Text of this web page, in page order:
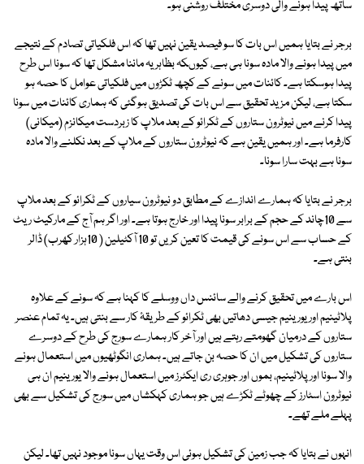
ساتھ پیدا ہونے والی دوسری مختلف روشنی ہو۔
برجر نے بتایا ہمیں اس بات کا سو فیصد یقین نہیں تھا کہ اس فلکیاتی تصادم کے نتیجے
میں پیدا ہونے والا مادہ سونا ہی ہے، کیوںکہ بظاہر یہ ماننا مشکل تھا کہ سونا اس طرح
پیدا ہوسکتا ہے۔ کائنات میں سونے کے کچھ ٹکڑوں میں فلکیاتی عوامل کا حصہ ہو
سکتا ہے، لیکن مزید تحقیق سے اس بات کی تصدیق ہوگئی کہ ہماری کائنات میں سونا
پیدا کرنے میں نیوٹرون ستاروں کے ٹکرائو کے بعد ملاپ کا زبردست میکانزم (میکانی)
کارفرما ہے۔ اور ہمیں یقین ہے کہ نیوٹرون ستاروں کے ملاپ کے بعد نکلنے والا مادہ
سونا ہے بہت سارا سونا۔
برجر نے بتایا کہ ہمارے اندازے کے مطابق دو نیوٹرون سیاروں کے ٹکرائو کے بعد ملاپ
سے 10چاند کے حجم کے برابر سونا پیدا اور خارج ہوتا ہے۔ اور اگر ہم آج کے مارکیٹ ریٹ
کے حساب سے اس سونے کی قیمت کا تعین کریں تو 10 آکٹیلین ( 10ہزار کھرب) ڈالر
بنتی ہے۔
اس بارے میں تحقیق کرنے والے سائنس داں ووسلے کا کہنا ہے کہ سونے کے علاوہ
پلاٹینیم اور یورینیم جیسی دھاتیں بھی ٹکرائو کے طریقۂ کار سے بنتی ہیں۔ یہ تمام عنصر
ستاروں کے درمیان گھومتے رہتے ہیں اور آخر کار ہمارے سورج کی طرح کے دوسرے
ستاروں کی تشکیل میں ان کا حصہ بن جاتے ہیں۔ ہماری انگوٹھیوں میں استعمال ہونے
والا سونا اور پلاٹینیم، بموں اور جوہری ری ایکٹرز میں استعمال ہونے والا یورینیم ان ہی
نیوٹرون اسٹارز کے چھوٹے ٹکڑے ہیں جو ہماری کہکشاں میں سورج کی تشکیل سے بھی
پہلے ملے تھے۔
انہوں نے بتایا کہ جب زمین کی تشکیل ہوئی اس وقت یہاں سونا موجود نہیں تھا۔ لیکن